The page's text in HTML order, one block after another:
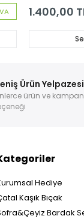
1.400,00
Ürün Yelpazesi
ürün ve
Hediye
Kaşık Bıçak
Bardak